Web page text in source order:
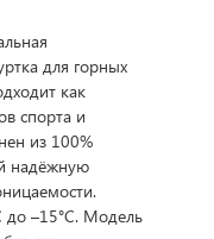
для горных
как
спорта и
из 100%
надёжную
до –15°C. Модель